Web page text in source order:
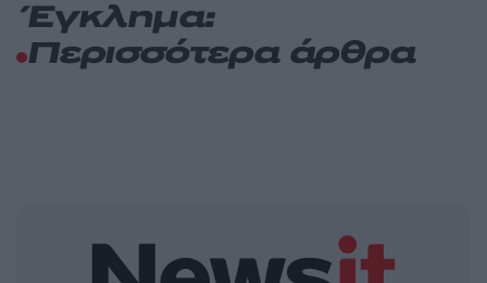
Έγκλημα:
Περισσότερα άρθρα